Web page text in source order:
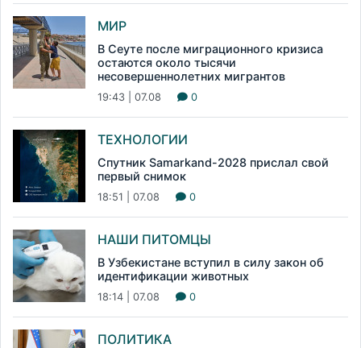
МИР
В Сеуте после миграционного кризиса
остаются около тысячи
несовершеннолетних мигрантов
19:43 | 07.08 0
ТЕХНОЛОГИИ
Спутник Samarkand-2028 прислал свой
первый снимок
18:51 | 07.08 0
НАШИ ПИТОМЦЫ
В Узбекистане вступил в силу закон об
идентификации животных
18:14 | 07.08 0
ПОЛИТИКА